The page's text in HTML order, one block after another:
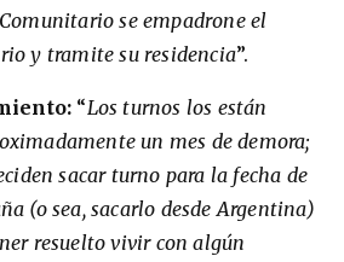
se empadrone el
y tramite su residencia”.
“Los turnos los están
un mes de demora;
sacar turno para la fecha de
(o sea, sacarlo desde Argentina)
resuelto vivir con algún